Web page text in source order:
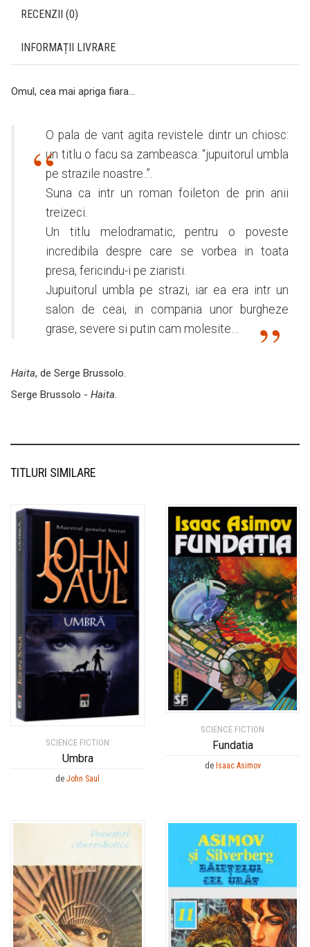
RECENZII (0)
INFORMAȚII LIVRARE
Omul, cea mai apriga fiara…
O pala de vant agita revistele dintr un chiosc:
un titlu o facu sa zambeasca: “jupuitorul umbla
pe strazile noastre..”.
Suna ca intr un roman foileton de prin anii
treizeci.
Un titlu melodramatic, pentru o poveste
incredibila despre care se vorbea in toata
presa, fericindu-i pe ziaristi.
Jupuitorul umbla pe strazi, iar ea era intr un
salon de ceai, in compania unor burgheze
grase, severe si putin cam molesite…
Haita, de Serge Brussolo.
Serge Brussolo - Haita.
TITLURI SIMILARE
SCIENCE FICTION
Umbra
de John Saul
SCIENCE FICTION
Fundatia
de Isaac Asimov